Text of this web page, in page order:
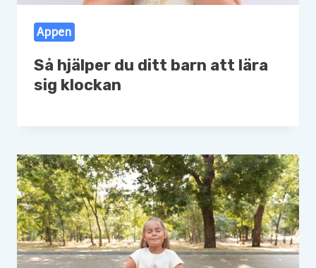
Appen
Så hjälper du ditt barn att lära
sig klockan